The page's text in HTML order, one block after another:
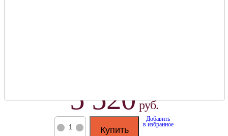
5 520руб.
Купить
Добавить
в избранное